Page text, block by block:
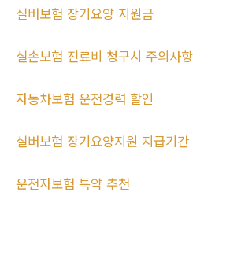
실버보험 장기요양 지원금
실손보험 진료비 청구시 주의사항
자동차보험 운전경력 할인
실버보험 장기요양지원 지급기간
운전자보험 특약 추천